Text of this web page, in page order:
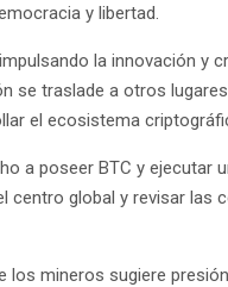
y libertad.
la innovación y
se traslade a otros
el ecosistema
a poseer BTC y ejecutar
centro global y revisar
los mineros sugiere